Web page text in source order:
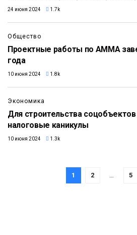
24 июня 2024 1.7k
Общество
Проектные работы по АММА
года
10 июня 2024 1.8k
Экономика
Для строительства
налоговые каникулы
10 июня 2024 1.3k
1 2 5